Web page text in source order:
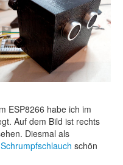
ESP8266 habe ich im
Auf dem Bild ist rechts
Diesmal als
Schrumpfschlauch schön